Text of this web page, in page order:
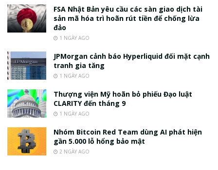
FSA Nhật Bản yêu cầu các sàn giao dịch tài
sản mã hóa trì hoãn rút tiền để chống lừa
đảo
1 NGÀY AGO
JPMorgan cảnh báo Hyperliquid đối mặt cạnh
tranh gia tăng
1 NGÀY AGO
Thượng viện Mỹ hoãn bỏ phiếu Đạo luật
CLARITY đến tháng 9
1 NGÀY AGO
Nhóm Bitcoin Red Team dùng AI phát hiện
gần 5.000 lỗ hổng bảo mật
2 NGÀY AGO